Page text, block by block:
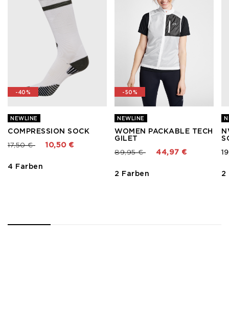
-40%
NEWLINE
COMPRESSION SOCK
Preis reduziert von
17,50 €bis 10,50 €
4 Farben
-50%
NEWLINE
WOMEN PACKABLE TECH
GILET
Preis reduziert von
89,95 €bis 44,97 €
2 Farben 2